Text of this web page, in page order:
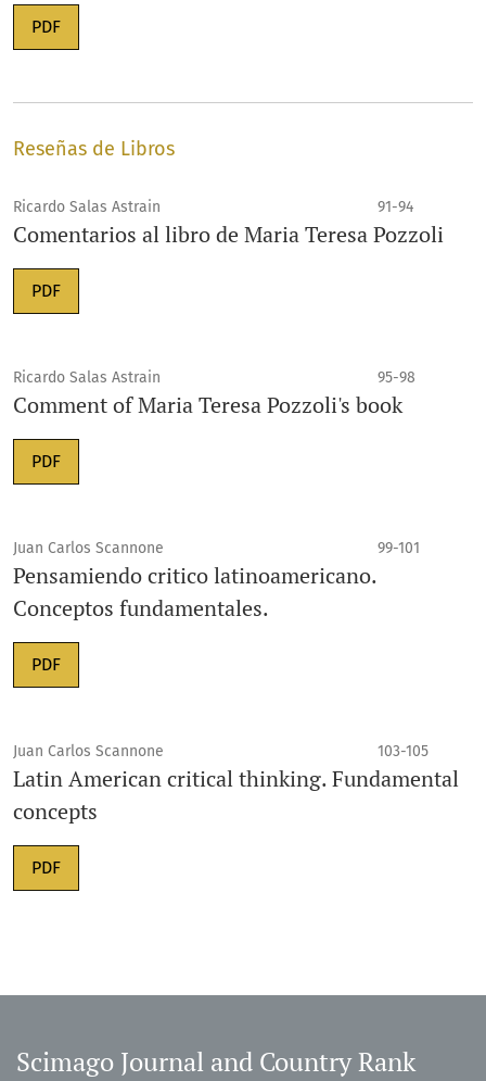
PDF
Reseñas de Libros
Ricardo Salas Astrain 91-94
Comentarios al libro de Maria Teresa Pozzoli
PDF
Ricardo Salas Astrain 95-98
Comment of Maria Teresa Pozzoli's book
PDF
Juan Carlos Scannone 99-101
Pensamiendo critico latinoamericano.
Conceptos fundamentales.
PDF
Juan Carlos Scannone 103-105
Latin American critical thinking. Fundamental
concepts
PDF
Scimago Journal and Country Rank